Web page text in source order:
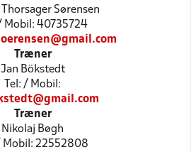
Thorsager Sørensen
/ Mobil: 40735724
Træner
Jan Bökstedt
Tel: / Mobil:
Træner
Nikolaj Bøgh
/ Mobil: 22552808